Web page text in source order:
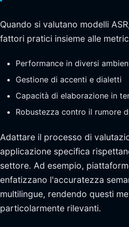
Quando si valutano modelli
fattori pratici insieme alle
Performance in diversi
Gestione di accenti e dialetti
Capacità di elaborazione in
Robustezza contro il rumore
Adattare il processo di
applicazione specifica
settore. Ad esempio,
enfatizzano l'accuratezza
multilingue, rendendo questi
particolarmente rilevanti.